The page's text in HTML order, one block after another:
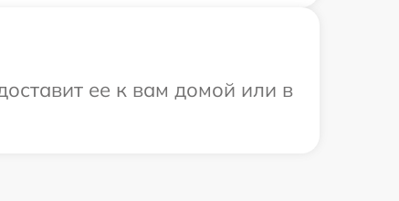
ее к вам домой или в